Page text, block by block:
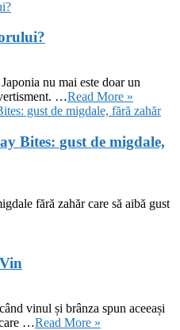
nu mai este doar un
…Read More »
Bites: gust de migdale,
fără zahăr care să aibă gust
vinul și brânza spun aceeași
…Read More »